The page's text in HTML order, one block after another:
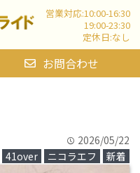
営業対応:10:00-16:30
19:00-23:30
定休日:なし
お問合わせ
time 2026/05/22
41over ニコラエフ 新着